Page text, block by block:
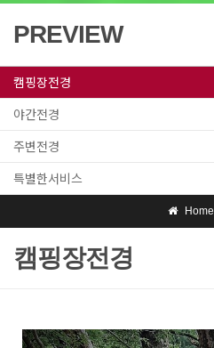
PREVIEW
캠핑장전경
야간전경
주변전경
특별한서비스
Home
캠핑장전경